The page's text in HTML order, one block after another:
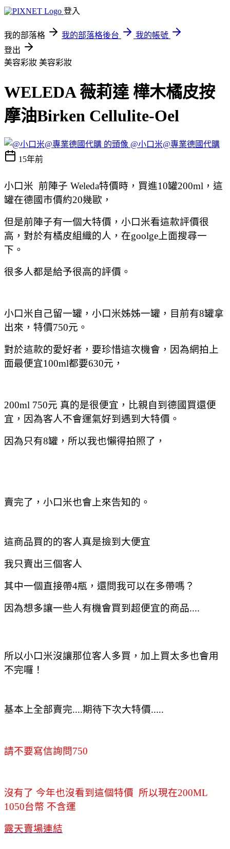
登入
我的部落格 我的部落格後台
我的帳號
登出
美容彩妝 美容彩妝
WELEDA 薇莉達 樺木橘皮按
摩油Birken Cellulite-Oel
@小口米@專業德國代購
15年前
小口米 前陣子 Weleda特價時，買進10罐200ml，這
罐在德國市價約20幾歐，
但是前陣子有一個大特價，小口米看這款評價很
高，對於有橘皮組織的人，在goolge上面搜尋一
下。
很多人都是給予很高的評價。
小口米自己留一罐，小口米姊姊一罐，目前有8罐拿
出來，特價750元。
對於這款的愛好者，要珍惜這次機會，因為網拍上
面最便宜100ml都要630元，
200ml 750元 真的是很便宜，比親自到德國買還便
宜，因為客人不會運氣好到遇到大特價。
因為只有8罐，所以我也懶得拍照了，
賣完了，小口米也會上來告知的。
這商品買的的客人真是撿到大便宜
我只賣出三個客人
其中一個直接帶4瓶，還問我可以在多帶嗎？
因為想多讓一些人有機會買到超便宜的商品....
所以小口米沒讓那位客人多買，加上買太多也會用
不完囉！
基本上全部賣完....期待下次大特價.....
請不要寫信詢問750
沒有了 今年也沒看到這個特價 所以現在200ML
1050台幣 不含運
露天賣場連結